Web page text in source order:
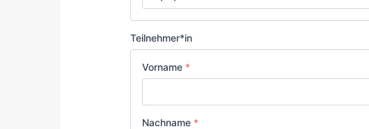
Teilnehmer*in
Vorname *
Nachname *